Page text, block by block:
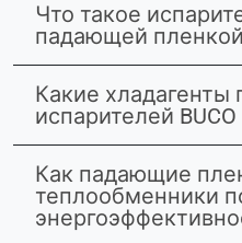
Что такое
падающей
Какие хладагенты
испарителей
Как падающие
теплообменники